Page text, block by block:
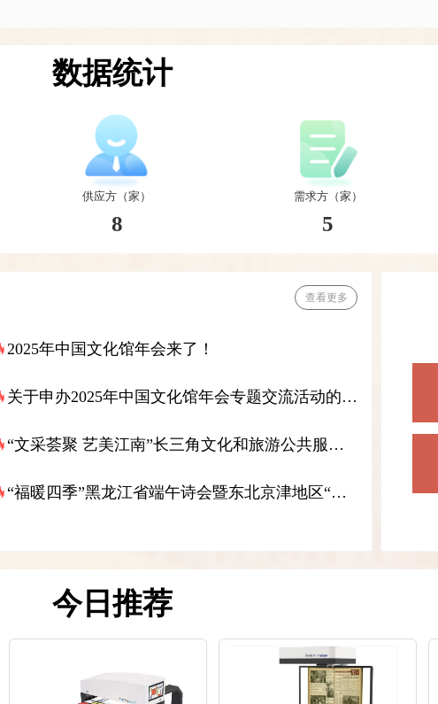
数据统计
供应方（家）
8
需求方（家）
5
查看更多
2025年中国文化馆年会来了！
关于申办2025年中国文化馆年会专题交流活动的通
“文采荟聚 艺美江南”长三角文化和旅游公共服务
“福暖四季”黑龙江省端午诗会暨东北京津地区“文
今日推荐